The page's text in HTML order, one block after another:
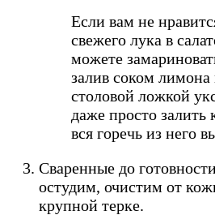
Если вам не
свежего лука в
можете
залив соком лимона
столовой ложкой
даже просто залить
вся горечь из него
Сваренные до
остудим, очистим от
крупной терке.